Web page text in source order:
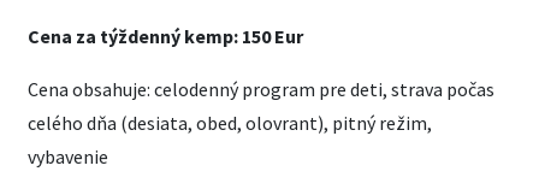
Cena za týždenný kemp: 150 Eur
Cena obsahuje: celodenný program pre deti, strava počas
celého dňa (desiata, obed, olovrant), pitný režim,
vybavenie